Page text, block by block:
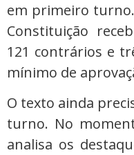
em primeiro
Constituição
121 contrários e
mínimo de
O texto ainda
turno. No
analisa os